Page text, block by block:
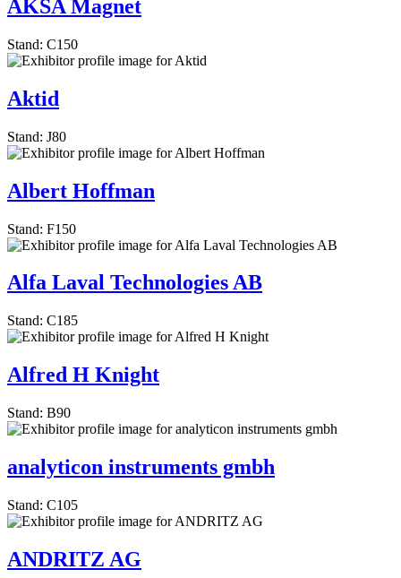
AKSA Magnet
Stand: C150
Aktid
Stand: J80
Albert Hoffman
Stand: F150
Alfa Laval Technologies AB
Stand: C185
Alfred H Knight
Stand: B90
analyticon instruments gmbh
Stand: C105
ANDRITZ AG